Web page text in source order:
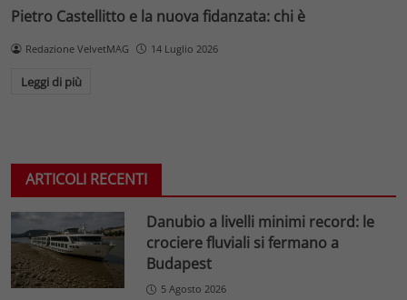
Pietro Castellitto e la nuova fidanzata: chi è
Redazione VelvetMAG 14 Luglio 2026
Leggi di più
ARTICOLI RECENTI
Danubio a livelli minimi record: le
crociere fluviali si fermano a
Budapest
5 Agosto 2026